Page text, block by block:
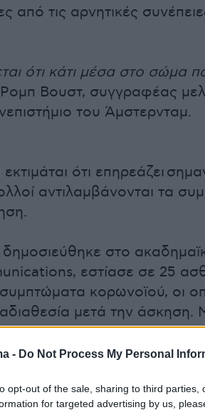
- Do Not Process My Personal
opt-out of the sale, sharing to third
for targeted advertising by us,
από τις αρνητικές
ότι κάτι μέσα στο σώμα
Βουστ, συγγραφέας
του Άμστερνταμ.
ότι επηρεάζει
αντιλαμβάνονται τα
στο
εστίασε σε 25
κορωνοϊού, οι
μετά την άσκηση.
21 άτομα που είχαν
Κανείς από τους
νοσήσουν από τον ιό και